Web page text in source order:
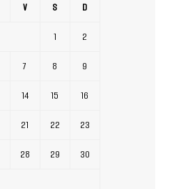
V S D
1 2
7 8 9
14 15 16
21 22 23
28 29 30